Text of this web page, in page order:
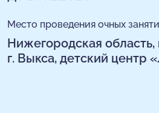
Место проведения очных
Нижегородская область,
г. Выкса, детский центр